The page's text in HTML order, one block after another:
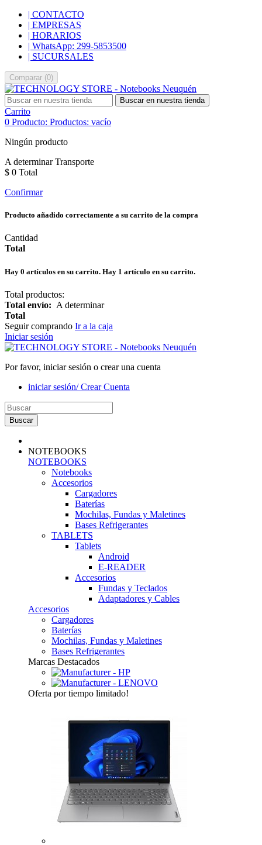
| CONTACTO
| EMPRESAS
| HORARIOS
| WhatsApp: 299-5853500
| SUCURSALES
Comparar (0)
Buscar en nuestra tienda
Carrito
0 Producto: Productos: vacío
Ningún producto
A determinarTransporte
$ 0 Total
Confirmar
Producto añadido correctamente a su carrito de la compra
Cantidad
Total
Hay 0 artículos en su carrito. Hay 1 artículo en su carrito.
Total productos:
Total envío: A determinar
Total
Seguir comprando Ir a la caja
Iniciar sesión
Por favor, iniciar sesión o crear una cuenta
iniciar sesión/ Crear Cuenta
Buscar
NOTEBOOKS
NOTEBOOKS
Notebooks
Accesorios
Cargadores
Baterías
Mochilas, Fundas y Maletines
Bases Refrigerantes
TABLETS
Tablets
Android
E-READER
Accesorios
Fundas y Teclados
Adaptadores y Cables
Accesorios
Cargadores
Baterías
Mochilas, Fundas y Maletines
Bases Refrigerantes
Marcas Destacados
Oferta por tiempo limitado!